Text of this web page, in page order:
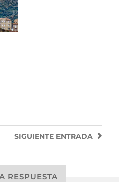
SIGUIENTE ENTRADA
RESPUESTA